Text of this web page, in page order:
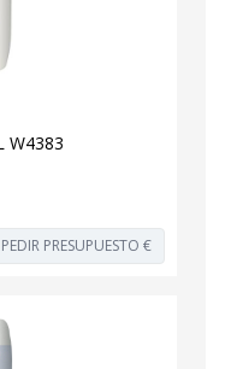
W4383
PEDIR PRESUPUESTO €